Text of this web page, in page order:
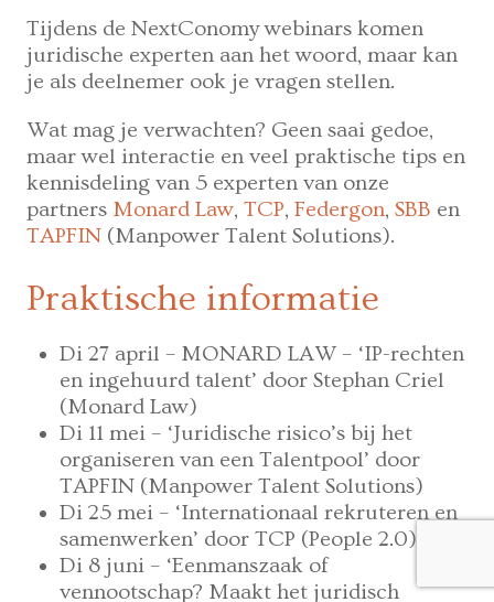
lange
weg.
Tijdens de NextConomy webinars komen
juridische experten aan het woord, maar kan
je als deelnemer ook je vragen stellen.
Wat mag je verwachten? Geen saai gedoe,
maar wel interactie en veel praktische tips en
kennisdeling van 5 experten van onze
partners Monard Law,TCP,Federgon,SBB en
TAPFIN (Manpower Talent Solutions).
Praktische informatie
Di 27 april – MONARD LAW – ‘IP-rechten
en ingehuurd talent’ door Stephan Criel
(Monard Law)
Di 11 mei – ‘Juridische risico’s bij het
organiseren van een Talentpool’ door
TAPFIN (Manpower Talent Solutions)
Di 25 mei – ‘Internationaal rekruteren en
samenwerken’ door TCP (People 2.0)
Di 8 juni – ‘Eenmanszaak of
vennootschap? Maakt het juridisch